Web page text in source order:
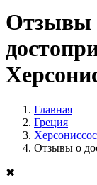
Отзывы
Главная
Греция
Херсониссос
Отзывы о
✖